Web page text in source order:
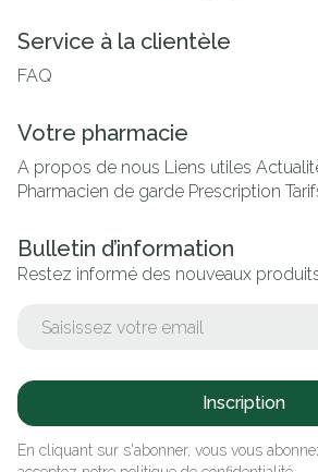
Service à la clientèle
FAQ
Votre pharmacie
A propos de nous Liens utiles
Pharmacien de garde Prescription
Bulletin d’information
Restez informé des nouveaux
Inscription
En cliquant sur s'abonner, vous vous